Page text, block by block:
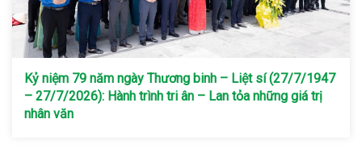
Kỷ niệm 79 năm ngày Thương binh – Liệt sí (27/7/1947
– 27/7/2026): Hành trình tri ân – Lan tỏa những giá trị
nhân văn